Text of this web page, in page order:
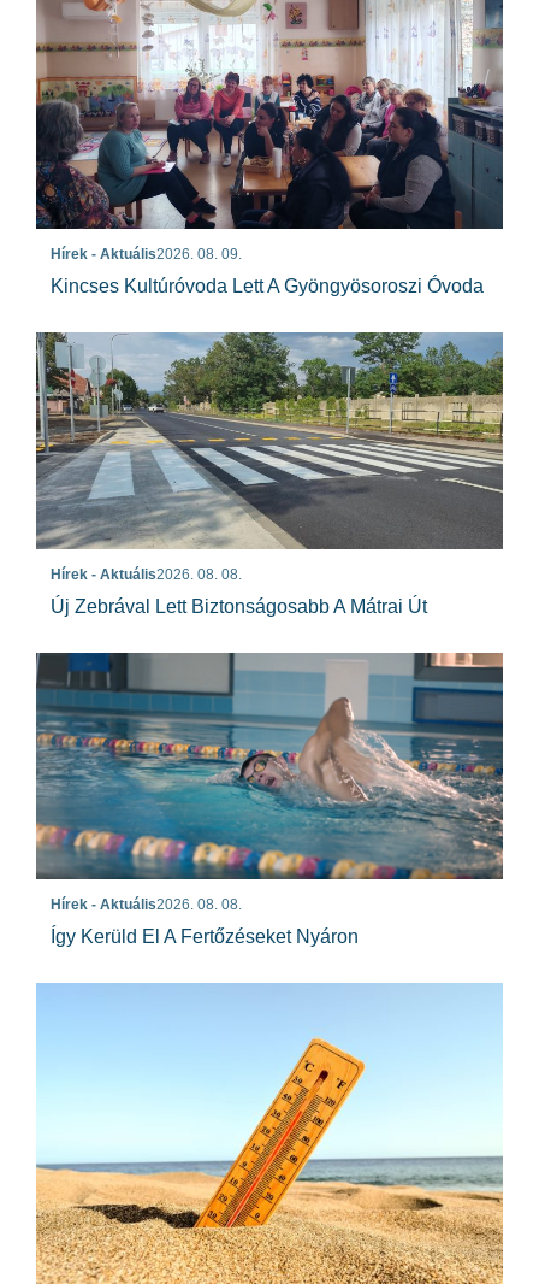
Hírek - Aktuális2026. 08. 09.
Kincses Kultúróvoda Lett A Gyöngyösoroszi Óvoda
Hírek - Aktuális2026. 08. 08.
Új Zebrával Lett Biztonságosabb A Mátrai Út
Hírek - Aktuális2026. 08. 08.
Így Kerüld El A Fertőzéseket Nyáron